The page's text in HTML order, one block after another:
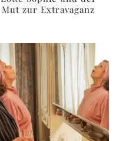
Mut zur Extravaganz